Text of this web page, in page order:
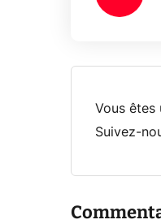
Vous êtes
Suivez-